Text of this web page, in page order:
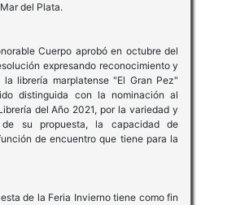
del Plata.
Cuerpo aprobó en octubre del
expresando reconocimiento y
librería marplatense "El Gran Pez"
distinguida con la nominación al
del Año 2021, por la variedad y
de su propuesta, la capacidad de
de encuentro que tiene para la
de la Feria Invierno tiene como fin